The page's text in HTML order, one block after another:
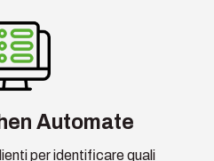
Automate
per identificare quali